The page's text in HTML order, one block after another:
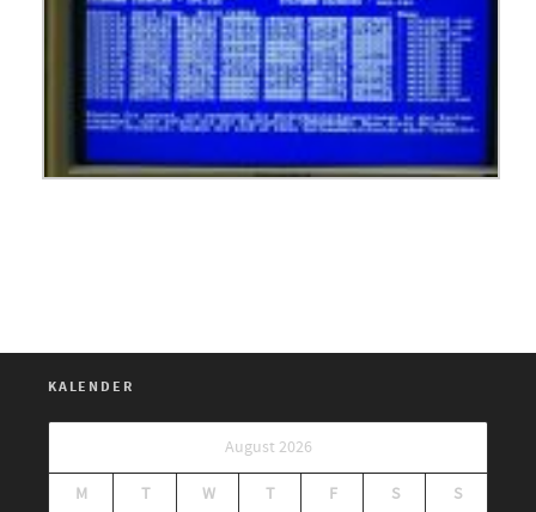
KALENDER
August 2026
M T W T F S
S